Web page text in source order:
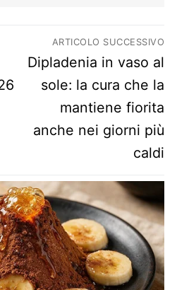
ARTICOLO SUCCESSIVO
Next post:
Dipladenia in vaso al
sole: la cura che la
mantiene fiorita
anche nei giorni più
caldi